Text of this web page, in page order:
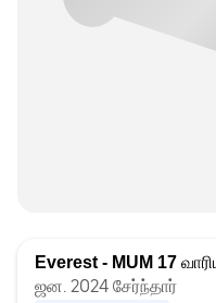
Everest - MUM 17
ஜன. 2024 சேர்ந்தார்